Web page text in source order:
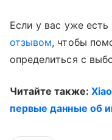
Если у вас уже
отзывом, чтобы
определиться с
Читайте также:
первые данные об